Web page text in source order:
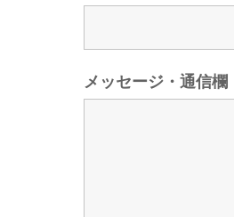
メッセージ・通信欄